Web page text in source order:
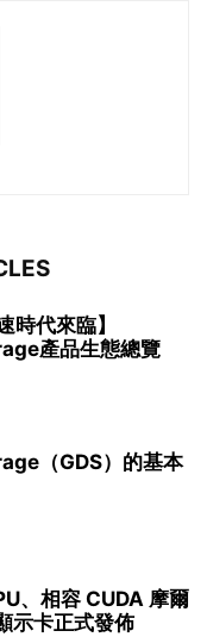
時代來臨】
產品生態總覽
（GDS）的基本
、相容 CUDA 摩爾
示卡正式發佈